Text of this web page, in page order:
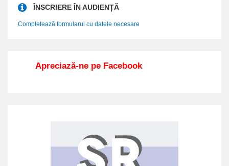
ÎNSCRIERE ÎN AUDIENȚĂ
Completează formularul cu datele necesare
Apreciază-ne pe Facebook